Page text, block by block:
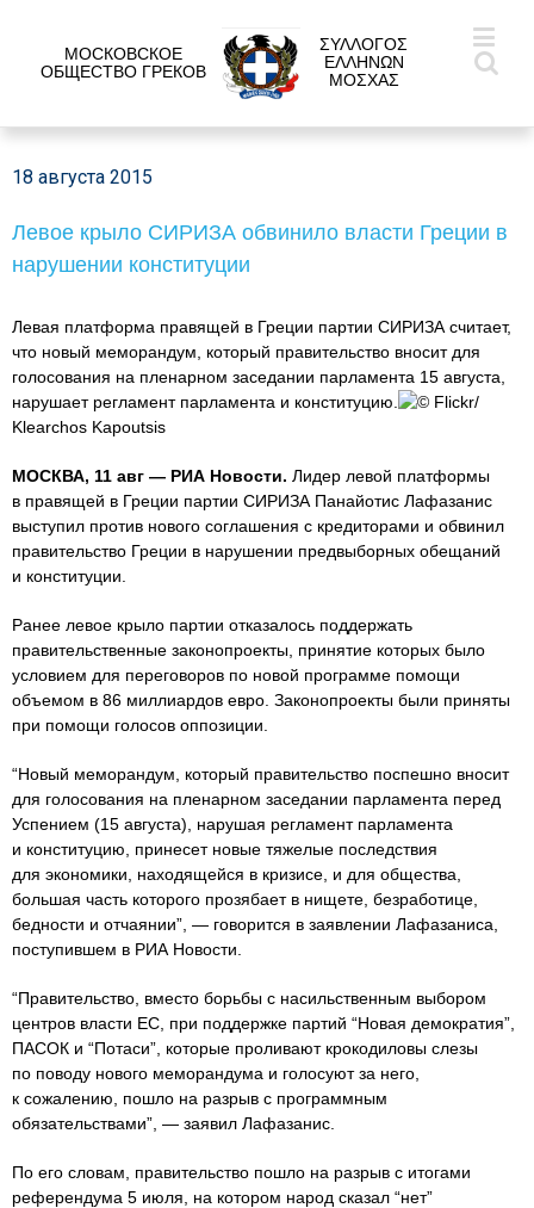
МОСКОВСКОЕ
ОБЩЕСТВО ГРЕКОВ
ΣΥΛΛΟΓΟΣ
ΕΛΛΗΝΩΝ
ΜΟΣΧΑΣ
18 августа 2015
Левое крыло СИРИЗА обвинило власти Греции в
нарушении конституции
Левая платформа правящей в Греции партии СИРИЗА считает,
что новый меморандум, который правительство вносит для
голосования на пленарном заседании парламента 15 августа,
нарушает регламент парламента и конституцию.
© Flickr/
Klearchos Kapoutsis
МОСКВА, 11 авг — РИА Новости. Лидер левой платформы
в правящей в Греции партии СИРИЗА Панайотис Лафазанис
выступил против нового соглашения с кредиторами и обвинил
правительство Греции в нарушении предвыборных обещаний
и конституции.
Ранее левое крыло партии отказалось поддержать
правительственные законопроекты, принятие которых было
условием для переговоров по новой программе помощи
объемом в 86 миллиардов евро. Законопроекты были приняты
при помощи голосов оппозиции.
“Новый меморандум, который правительство поспешно вносит
для голосования на пленарном заседании парламента перед
Успением (15 августа), нарушая регламент парламента
и конституцию, принесет новые тяжелые последствия
для экономики, находящейся в кризисе, и для общества,
большая часть которого прозябает в нищете, безработице,
бедности и отчаянии”, — говорится в заявлении Лафазаниса,
поступившем в РИА Новости.
“Правительство, вместо борьбы с насильственным выбором
центров власти ЕС, при поддержке партий “Новая демократия”,
ПАСОК и “Потаси”, которые проливают крокодиловы слезы
по поводу нового меморандума и голосуют за него,
к сожалению, пошло на разрыв с программным
обязательствами”, — заявил Лафазанис.
По его словам, правительство пошло на разрыв с итогами
референдума 5 июля, на котором народ сказал “нет”